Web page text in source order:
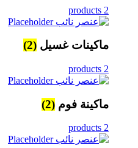
2 products
ماكينات غسيل (2)
2 products
ماكينة فوم (2)
2 products